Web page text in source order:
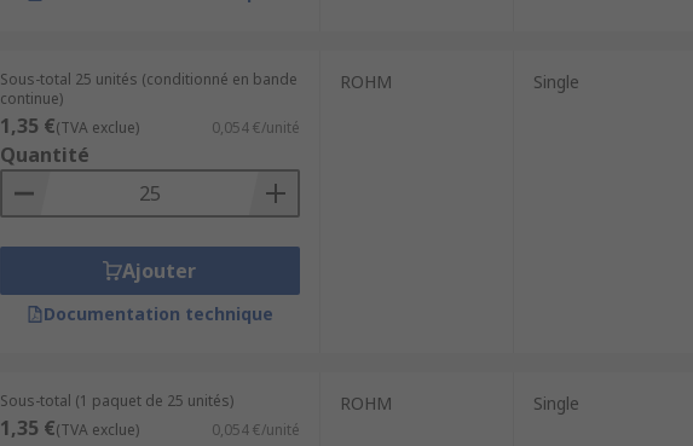
Sous-total 25 unités (conditionné en bande
continue)
1,35 €(TVA exclue) 0,054 €/unité
Quantité
Ajouter
Documentation technique
ROHM Single
Sous-total (1 paquet de 25 unités)
1,35 €(TVA exclue) 0,054 €/unité
ROHM Single